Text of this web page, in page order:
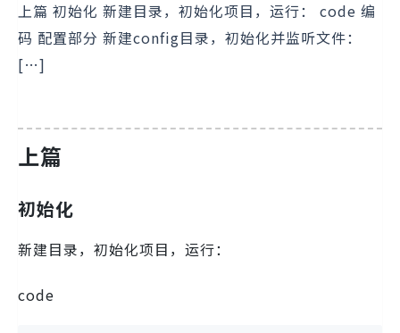
上篇 初始化 新建目录，初始化项目，运行： code 编
码 配置部分 新建config目录，初始化并监听文件：
[…]
上篇
初始化
新建目录，初始化项目，运行：
code